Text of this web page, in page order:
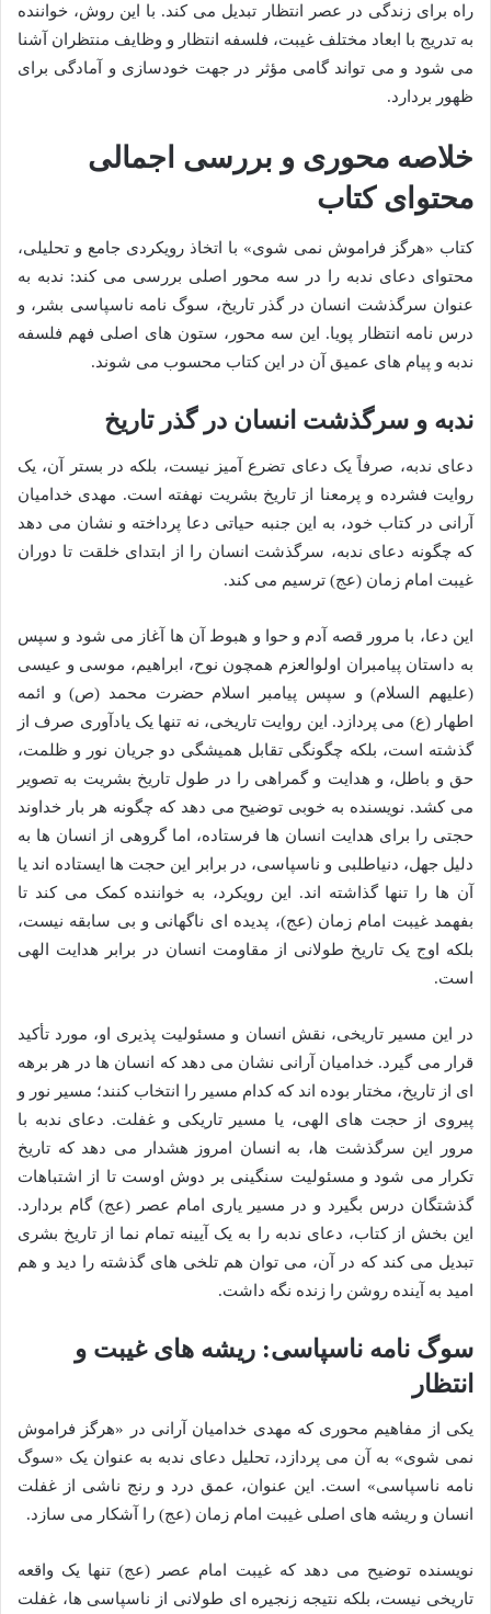
راه برای زندگی در عصر انتظار تبدیل می کند. با این روش، خواننده
به تدریج با ابعاد مختلف غیبت، فلسفه انتظار و وظایف منتظران آشنا
می شود و می تواند گامی مؤثر در جهت خودسازی و آمادگی برای
ظهور بردارد.
خلاصه محوری و بررسی اجمالی
محتوای کتاب
کتاب «هرگز فراموش نمی شوی» با اتخاذ رویکردی جامع و تحلیلی،
محتوای دعای ندبه را در سه محور اصلی بررسی می کند: ندبه به
عنوان سرگذشت انسان در گذر تاریخ، سوگ نامه ناسپاسی بشر، و
درس نامه انتظار پویا. این سه محور، ستون های اصلی فهم فلسفه
ندبه و پیام های عمیق آن در این کتاب محسوب می شوند.
ندبه و سرگذشت انسان در گذر تاریخ
دعای ندبه، صرفاً یک دعای تضرع آمیز نیست، بلکه در بستر آن، یک
روایت فشرده و پرمعنا از تاریخ بشریت نهفته است. مهدی خدامیان
آرانی در کتاب خود، به این جنبه حیاتی دعا پرداخته و نشان می دهد
که چگونه دعای ندبه، سرگذشت انسان را از ابتدای خلقت تا دوران
غیبت امام زمان (عج) ترسیم می کند.
این دعا، با مرور قصه آدم و حوا و هبوط آن ها آغاز می شود و سپس
به داستان پیامبران اولوالعزم همچون نوح، ابراهیم، موسی و عیسی
(علیهم السلام) و سپس پیامبر اسلام حضرت محمد (ص) و ائمه
اطهار (ع) می پردازد. این روایت تاریخی، نه تنها یک یادآوری صرف از
گذشته است، بلکه چگونگی تقابل همیشگی دو جریان نور و ظلمت،
حق و باطل، و هدایت و گمراهی را در طول تاریخ بشریت به تصویر
می کشد. نویسنده به خوبی توضیح می دهد که چگونه هر بار خداوند
حجتی را برای هدایت انسان ها فرستاده، اما گروهی از انسان ها به
دلیل جهل، دنیاطلبی و ناسپاسی، در برابر این حجت ها ایستاده اند یا
آن ها را تنها گذاشته اند. این رویکرد، به خواننده کمک می کند تا
بفهمد غیبت امام زمان (عج)، پدیده ای ناگهانی و بی سابقه نیست،
بلکه اوج یک تاریخ طولانی از مقاومت انسان در برابر هدایت الهی
است.
در این مسیر تاریخی، نقش انسان و مسئولیت پذیری او، مورد تأکید
قرار می گیرد. خدامیان آرانی نشان می دهد که انسان ها در هر برهه
ای از تاریخ، مختار بوده اند که کدام مسیر را انتخاب کنند؛ مسیر نور و
پیروی از حجت های الهی، یا مسیر تاریکی و غفلت. دعای ندبه با
مرور این سرگذشت ها، به انسان امروز هشدار می دهد که تاریخ
تکرار می شود و مسئولیت سنگینی بر دوش اوست تا از اشتباهات
گذشتگان درس بگیرد و در مسیر یاری امام عصر (عج) گام بردارد.
این بخش از کتاب، دعای ندبه را به یک آیینه تمام نما از تاریخ بشری
تبدیل می کند که در آن، می توان هم تلخی های گذشته را دید و هم
امید به آینده روشن را زنده نگه داشت.
سوگ نامه ناسپاسی: ریشه های غیبت و
انتظار
یکی از مفاهیم محوری که مهدی خدامیان آرانی در «هرگز فراموش
نمی شوی» به آن می پردازد، تحلیل دعای ندبه به عنوان یک «سوگ
نامه ناسپاسی» است. این عنوان، عمق درد و رنج ناشی از غفلت
انسان و ریشه های اصلی غیبت امام زمان (عج) را آشکار می سازد.
نویسنده توضیح می دهد که غیبت امام عصر (عج) تنها یک واقعه
تاریخی نیست، بلکه نتیجه زنجیره ای طولانی از ناسپاسی ها، غفلت